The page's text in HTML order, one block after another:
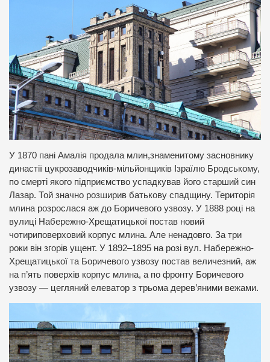
У 1870 пані Амалія продала млин,знаменитому засновнику
династії цукрозаводчиків-мільйонщиків Ізраїлю Бродському,
по смерті якого підприємство успадкував його старший син
Лазар. Той значно розширив батькову спадщину. Територія
млина розрослася аж до Боричевого узвозу. У 1888 році на
вулиці Набережно-Хрещатицької постав новий
чотириповерховий корпус млина. Але ненадовго. За три
роки він згорів ущент. У 1892–1895 на розі вул. Набережно-
Хрещатицької та Боричевого узвозу постав величезний, аж
на п’ять поверхів корпус млина, а по фронту Боричевого
узвозу — цегляний елеватор з трьома дерев’яними вежами.